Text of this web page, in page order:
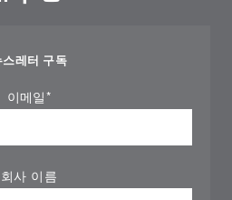
스레터 구독
이메일*
회사 이름